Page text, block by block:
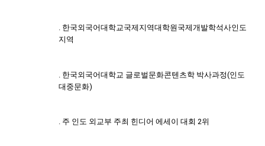
. 한국외국어대학교국제지역대학원 국제개발학석사인도
지역
. 한국외국어대학교 글로벌문화콘텐츠학 박사과정(인도
대중문화)
. 주 인도 외교부 주최 힌디어 에세이 대회 2위